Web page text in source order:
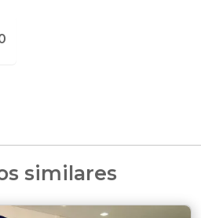
similares